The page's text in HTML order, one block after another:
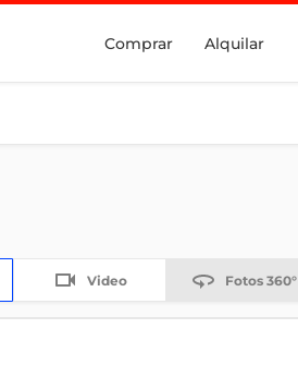
Comprar Alquilar
Video Fotos 360°